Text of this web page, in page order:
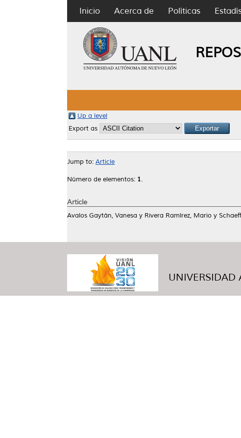
Inicio Acerca de Políticas
Up a level
Export as
Jump to: Article
Número de elementos: 1.
Article
Avalos Gaytán, Vanesa y Rivera Ramírez, Mario y